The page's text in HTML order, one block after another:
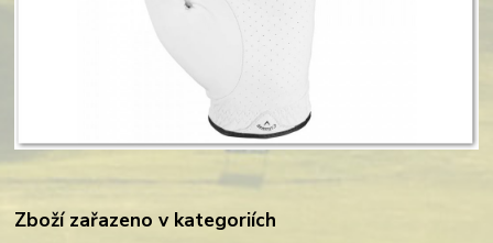
Zboží zařazeno v kategoriích